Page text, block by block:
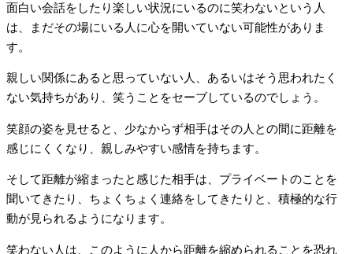
面白い会話をしたり楽しい状況にいるのに笑わないという人
は、まだその場にいる人に心を開いていない可能性がありま
す。
親しい関係にあると思っていない人、あるいはそう思われたく
ない気持ちがあり、笑うことをセーブしているのでしょう。
笑顔の姿を見せると、少なからず相手はその人との間に距離を
感じにくくなり、親しみやすい感情を持ちます。
そして距離が縮まったと感じた相手は、プライベートのことを
聞いてきたり、ちょくちょく連絡をしてきたりと、積極的な行
動が見られるようになります。
笑わない人は、このように人から距離を縮められることを恐れ